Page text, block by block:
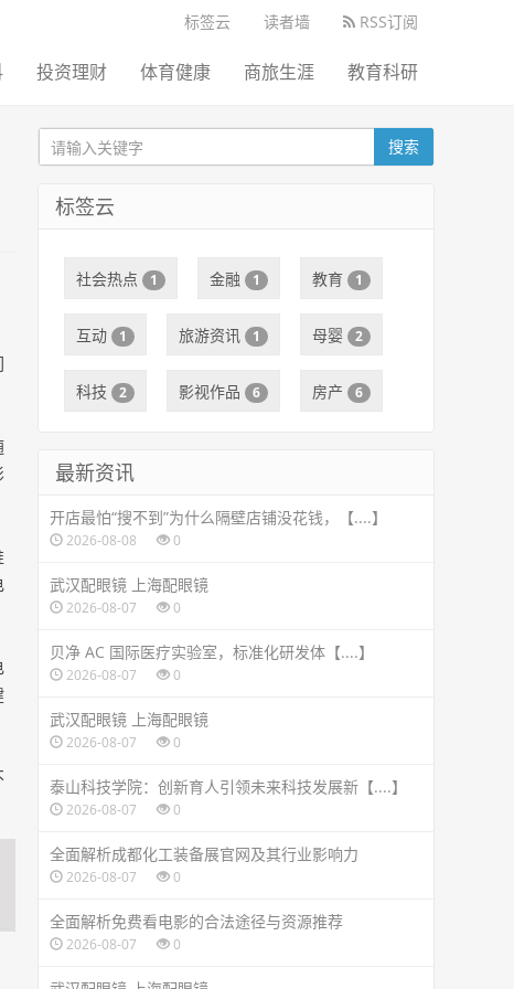
标签云 读者墙 RSS订阅
投资理财 体育健康 商旅生涯 教育科研
搜索
标签云
社会热点 1 金融 1 教育 1
互动 1 旅游资讯 1 母婴 2
科技 2 影视作品 6 房产 6
最新资讯
开店最怕“搜不到”为什么隔壁店铺没花钱，【....】
2026-08-08 0
武汉配眼镜 上海配眼镜
2026-08-07 0
贝净 AC 国际医疗实验室，标准化研发体【....】
2026-08-07 0
武汉配眼镜 上海配眼镜
2026-08-07 0
泰山科技学院：创新育人引领未来科技发展新【....】
2026-08-07 0
全面解析成都化工装备展官网及其行业影响力
2026-08-07 0
全面解析免费看电影的合法途径与资源推荐
2026-08-07 0